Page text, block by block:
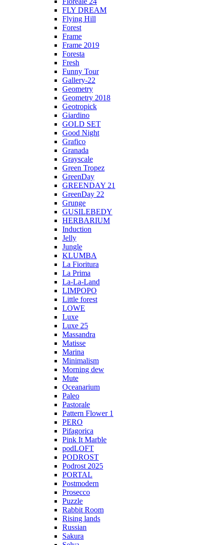
FLY DREAM
Flying Hill
Forest
Frame
Frame 2019
Foresta
Fresh
Funny Tour
Gallery-22
Geometry
Geometry 2018
Geotropick
Giardino
GOLD SET
Good Night
Grafico
Granada
Grayscale
Green Tropez
GreenDay
GREENDAY 21
GreenDay 22
Grunge
GUSILEBEDY
HERBARIUM
Induction
Jelly
Jungle
KLUMBA
La Fioritura
La Prima
La-La-Land
LIMPOPO
Little forest
LOWE
Luxe
Luxe 25
Massandra
Matisse
Marina
Minimalism
Morning dew
Mute
Oceanarium
Paleo
Pastorale
Pattern Flower 1
PERO
Pifagorica
Pink It Marble
podLOFT
PODROST
Podrost 2025
PORTAL
Postmodern
Prosecco
Puzzle
Rabbit Room
Rising lands
Russian
Sakura